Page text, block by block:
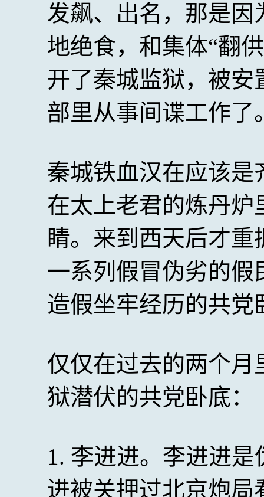
发飙、出名，那是
地绝食，和集体“翻
开了秦城监狱，被安
部里从事间谍工作了
秦城铁血汉在应该
在太上老君的炼丹
睛。来到西天后才
一系列假冒伪劣的
造假坐牢经历的共党
仅仅在过去的两个
狱潜伏的共党卧底：
1. 李进进。李进进
进被关押过北京炮